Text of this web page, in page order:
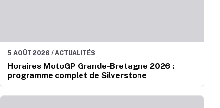
5 AOÛT 2026 / ACTUALITÉS
Horaires MotoGP Grande-Bretagne 2026 :
programme complet de Silverstone